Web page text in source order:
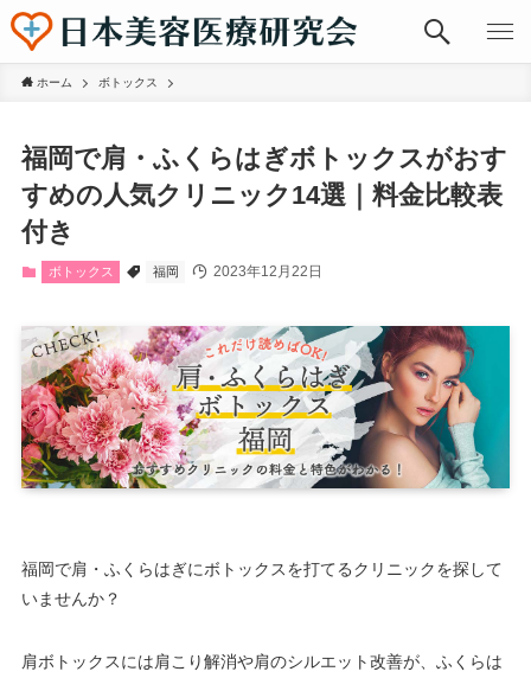
ホーム ボトックス
福岡で肩・ふくらはぎボトックスがおす
すめの人気クリニック14選｜料金比較表
付き
ボトックス 福岡 2023年12月22日
福岡で肩・ふくらはぎにボトックスを打てるクリニックを探して
いませんか？
肩ボトックスには肩こり解消や肩のシルエット改善が、ふくらは